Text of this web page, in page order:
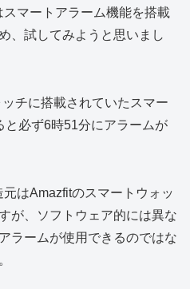
マートアラーム機能を搭載
、試してみようと思いまし
チに搭載されていたスマー
と必ず6時51分にアラームが
はAmazfitのスマートウォッ
が、ソフトウェア的には異な
ラームが使用できるのではな